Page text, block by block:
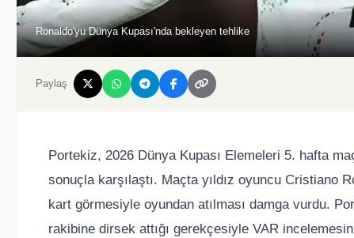
Ronaldo'yu Dünya Kupası'nda bekleyen tehlike
Paylaş
Portekiz, 2026 Dünya Kupası Elemeleri 5. hafta
sonuçla karşılaştı. Maçta yıldız oyuncu Cristiano
kart görmesiyle oyundan atılması damga vurdu.
rakibine dirsek attığı gerekçesiyle VAR